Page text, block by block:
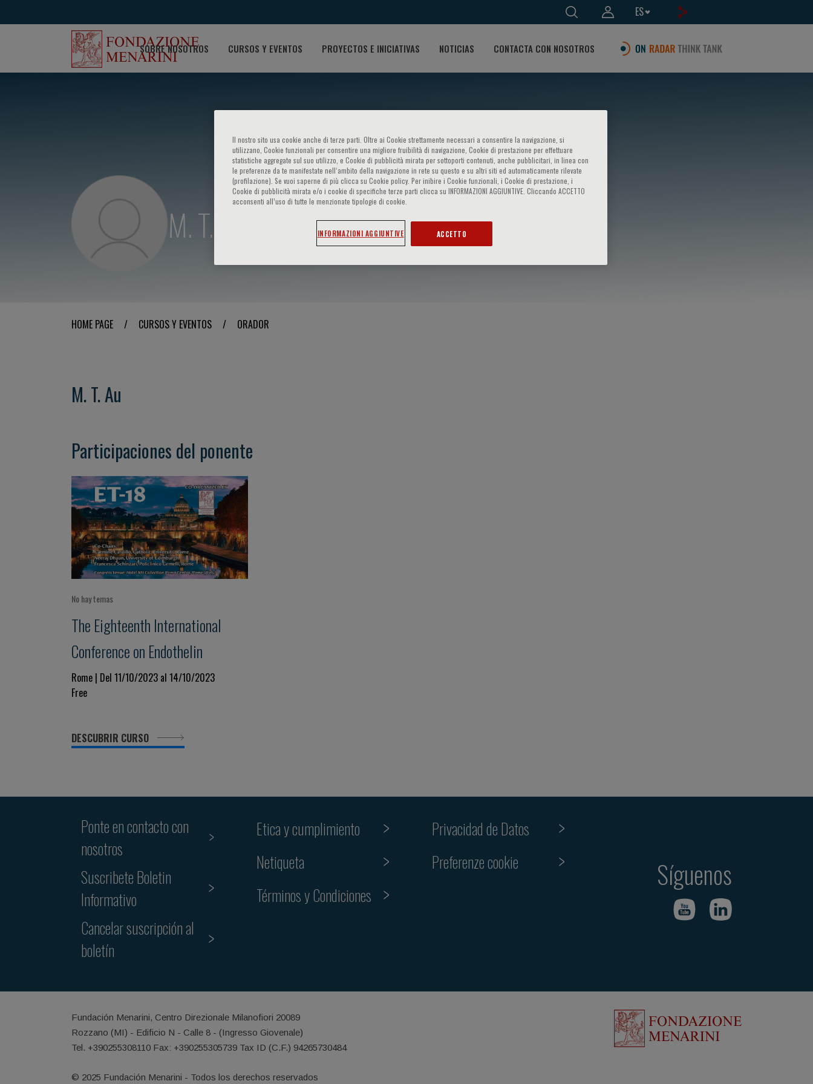
ES
SOBRE NOSOTROS CURSOS Y EVENTOS PROYECTOS E INICIATIVAS NOTICIAS CONTACTA CON NOSOTROS
M. T. Au
HOME PAGE / CURSOS Y EVENTOS / ORADOR
M. T. Au
Participaciones del ponente
No hay temas
The Eighteenth International
Conference on Endothelin
Rome | Del 11/10/2023 al 14/10/2023
Free
DESCUBRIR CURSO
Ponte en contacto con
nosotros
Suscribete Boletin
Informativo
Cancelar suscripción al
boletín
Etica y cumplimiento
Netiqueta
Términos y Condiciones
Privacidad de Datos
Preferenze cookie
Síguenos
Fundación Menarini, Centro Direzionale Milanofiori 20089
Rozzano (MI) - Edificio N - Calle 8 - (Ingresso Giovenale)
Tel. +390255308110 Fax: +390255305739 Tax ID (C.F.) 94265730484
© 2025 Fundación Menarini - Todos los derechos reservados
Il nostro sito usa cookie anche di terze parti. Oltre ai Cookie strettamente necessari a consentire la navigazione, si
utilizzano, Cookie funzionali per consentire una migliore fruibilità di navigazione, Cookie di prestazione per effettuare
statistiche aggregate sul suo utilizzo, e Cookie di pubblicità mirata per sottoporti contenuti, anche pubblicitari, in linea con
le preferenze da te manifestate nell‘ambito della navigazione in rete su questo e su altri siti ed automaticamente rilevate
(profilazione). Se vuoi saperne di più clicca su Cookie policy. Per inibire i Cookie funzionali, i Cookie di prestazione, i
Cookie di pubblicità mirata e/o i cookie di specifiche terze parti clicca su INFORMAZIONI AGGIUNTIVE. Cliccando ACCETTO
acconsenti all’uso di tutte le menzionate tipologie di cookie.
INFORMAZIONI AGGIUNTIVE ACCETTO